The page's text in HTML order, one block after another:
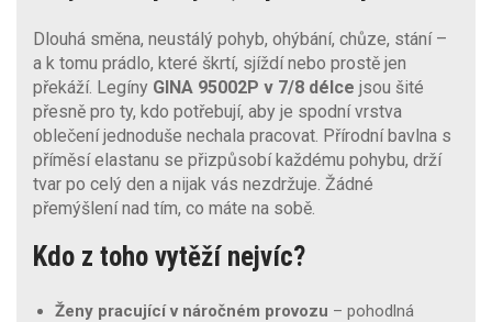
Dlouhá směna, neustálý pohyb, ohýbání, chůze, stání –
a k tomu prádlo, které škrtí, sjíždí nebo prostě jen
překáží. Legíny GINA 95002P v 7/8 délce jsou šité
přesně pro ty, kdo potřebují, aby je spodní vrstva
oblečení jednoduše nechala pracovat. Přírodní bavlna s
příměsí elastanu se přizpůsobí každému pohybu, drží
tvar po celý den a nijak vás nezdržuje. Žádné
přemýšlení nad tím, co máte na sobě.
Kdo z toho vytěží nejvíc?
Ženy pracující v náročném provozu – pohodlná